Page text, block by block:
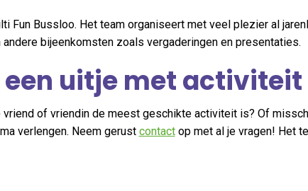
Fun Bussloo. Het team organiseert met veel plezier al
bijeenkomsten zoals vergaderingen en presentaties.
uitje met activiteit
of vriendin de meest geschikte activiteit is? Of
verlengen. Neem gerust contactop met al je vragen! Het